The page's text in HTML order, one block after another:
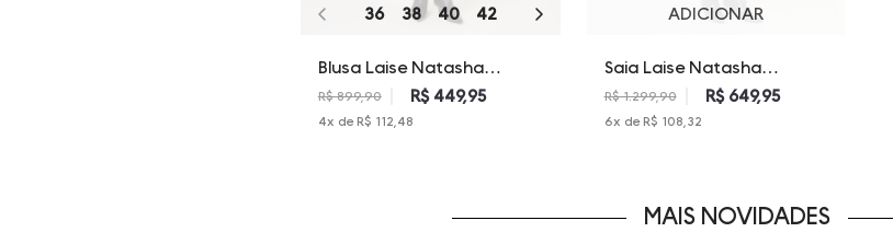
36 38 40 42
Blusa Laise Natasha
Dudalina Feminina
R$ 899,90 R$ 449,95
4x de R$ 112,48
ADICIONAR
Saia Laise Natasha
Dudalina Feminina
R$ 1.299,90 R$ 649,95
6x de R$ 108,32
MAIS NOVIDADES